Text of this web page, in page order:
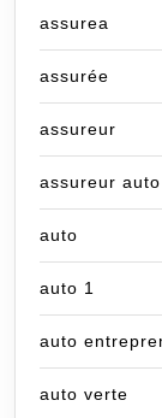
assurea
assurée
assureur
assureur auto
auto
auto 1
auto
auto verte